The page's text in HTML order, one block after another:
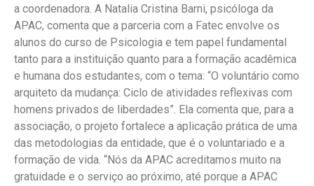
a coordenadora. A Natalia Cristina Barni, psicóloga da
APAC, comenta que a parceria com a Fatec envolve os
alunos do curso de Psicologia e tem papel fundamental
tanto para a instituição quanto para a formação acadêmica
e humana dos estudantes, com o tema: “O voluntário como
arquiteto da mudança: Ciclo de atividades reflexivas com
homens privados de liberdades”. Ela comenta que, para a
associação, o projeto fortalece a aplicação prática de uma
das metodologias da entidade, que é o voluntariado e a
formação de vida. “Nós da APAC acreditamos muito na
gratuidade e o serviço ao próximo, até porque a APAC